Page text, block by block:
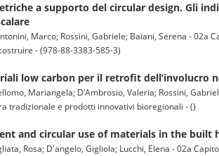
a supporto del circular design. Gli
Marco; Rossini, Gabriele; Baiani, Serena - 02a
- (978-88-3383-585-3)
low carbon per il retrofit dell’involucro
Mariangela; D’Ambrosio, Valeria; Rossini,
tradizionale e prodotti innovativi bioregionali - ()
and circular use of materials in the built
Rosa; D'angelo, Gigliola; Lucchi, Elena - 02a